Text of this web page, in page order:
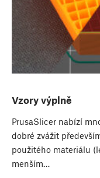
Vzory výplně
PrusaSlicer nabízí
dobré zvážit
použitého materiálu
menším…